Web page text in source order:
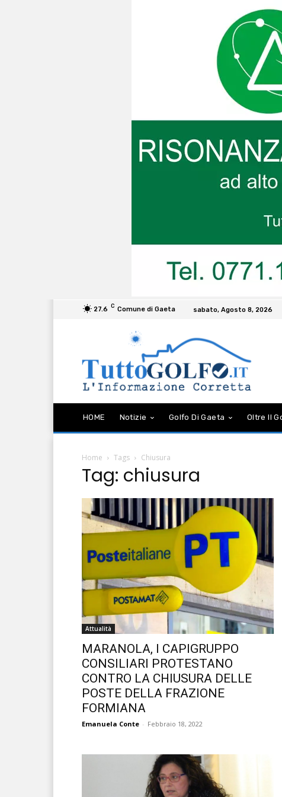
27.6 C Comune di Gaeta sabato, Agosto 8, 2026
HOME Notizie Golfo Di Gaeta Oltre Il
Home Tags Chiusura
Tag: chiusura
Attualità
MARANOLA, I CAPIGRUPPO
CONSILIARI PROTESTANO
CONTRO LA CHIUSURA DELLE
POSTE DELLA FRAZIONE
FORMIANA
Emanuela Conte - Febbraio 18, 2022